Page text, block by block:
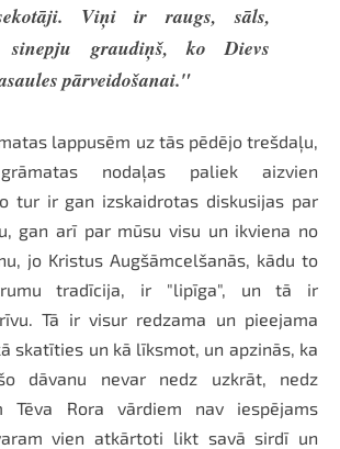
Viņi ir raugs, sāls,
sinepju graudiņš, ko Dievs
pārveidošanai."
lappusēm uz tās pēdējo trešdaļu,
nodaļas paliek aizvien
tur ir gan izskaidrotas diskusijas par
gan arī par mūsu visu un ikviena no
jo Kristus Augšāmcelšanās, kādu to
tradīcija, ir "lipīga", un tā ir
Tā ir visur redzama un pieejama
skatīties un kā līksmot, un apzinās, ka
dāvanu nevar nedz uzkrāt, nedz
Tēva Rora vārdiem nav iespējams
vien atkārtoti likt savā sirdī un